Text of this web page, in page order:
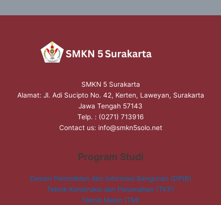
SMKN 5 Surakarta
Alamat: Jl. Adi Sucipto No. 42, Kerten, Laweyan, Surakarta
Jawa Tengah 57143
Telp. : (0271) 713916
Contact us: info@smkn5solo.net
Program Studi
Desain Pemodelan dan Informasi Bangunan (DPIB)
Teknik Konstruksi dan Perumahan (TKP)
Teknik Mesin (TM)